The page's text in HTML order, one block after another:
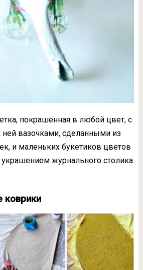
покрашенная в любой цвет, с
вазочками, сделанными из
и маленьких букетиков цветов
журнального столика
коврики